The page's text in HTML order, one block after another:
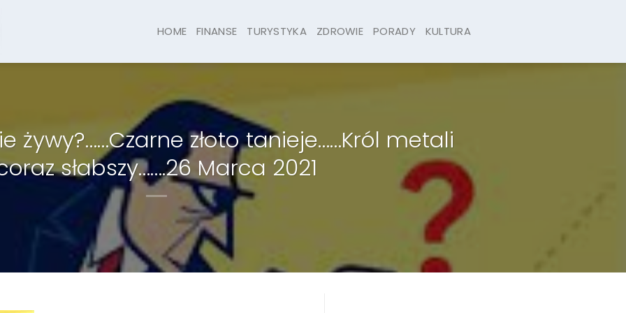
HOME FINANSE TURYSTYKA ZDROWIE PORADY KULTURA
żywy?……Czarne złoto tanieje……Król metali
słabszy…….26 Marca 2021